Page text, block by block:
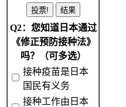
Q2：您知道日本通过
《修正预防接种法》
吗？（可多选）
接种疫苗是日本
国民有义务
接种工作由日本